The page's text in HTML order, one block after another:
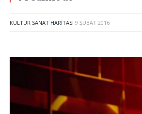
KÜLTÜR SANAT HARITASI 9 ŞUBAT 2016